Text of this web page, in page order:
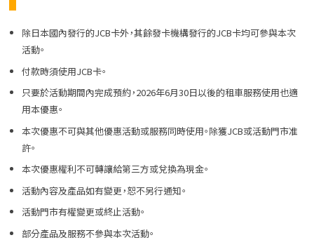
除日本國內發行的JCB卡外，其餘發卡機構發行的JCB卡均可參與本次
活動。
付款時須使用JCB卡。
只要於活動期間內完成預約，2026年6月30日以後的租車服務使用也適
用本優惠。
本次優惠不可與其他優惠活動或服務同時使用。除獲JCB或活動門市准
許。
本次優惠權利不可轉讓給第三方或兌換為現金。
活動內容及產品如有變更，恕不另行通知。
活動門市有權變更或終止活動。
部分產品及服務不參與本次活動。